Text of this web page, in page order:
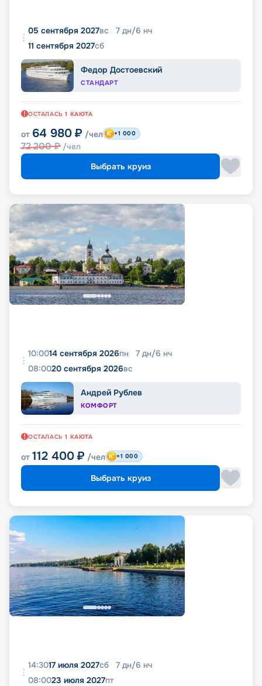
05 сентября 2027вс 7 дн/6 нч
11 сентября 2027сб
Федор Достоевский
СТАНДАРТ
ОСТАЛАСЬ 1 КАЮТА
от 64 980 ₽ /чел
72 200₽ /чел
+1 000
Выбрать круиз
10:0014 сентября 2026пн 7 дн/6 нч
08:0020 сентября 2026вс
Андрей Рублев
КОМФОРТ
ОСТАЛАСЬ 1 КАЮТА
от 112 400 ₽ /чел +1 000
Выбрать круиз
14:3017 июля 2027сб 7 дн/6 нч
08:0023 июля 2027пт